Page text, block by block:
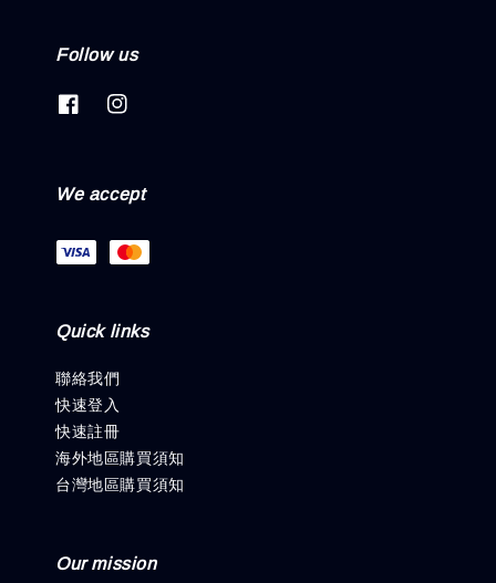
Follow us
We accept
Quick links
聯絡我們
快速登入
快速註冊
海外地區購買須知
台灣地區購買須知
Our mission